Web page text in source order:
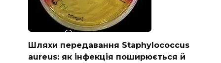
Шляхи передавання Staphylococcus
aureus: як інфекція поширюється й